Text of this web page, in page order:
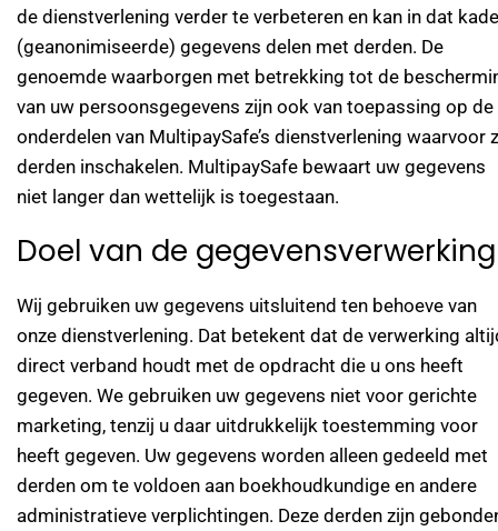
de dienstverlening verder te verbeteren en kan in dat
(geanonimiseerde) gegevens delen met derden. De
genoemde waarborgen met betrekking tot de
van uw persoonsgegevens zijn ook van toepassing op de
onderdelen van MultipaySafe’s dienstverlening waarvoor
derden inschakelen. MultipaySafe bewaart uw gegevens
niet langer dan wettelijk is toegestaan.
Doel van de gegevensverwerking
Wij gebruiken uw gegevens uitsluitend ten behoeve van
onze dienstverlening. Dat betekent dat de verwerking
direct verband houdt met de opdracht die u ons heeft
gegeven. We gebruiken uw gegevens niet voor gerichte
marketing, tenzij u daar uitdrukkelijk toestemming voor
heeft gegeven. Uw gegevens worden alleen gedeeld met
derden om te voldoen aan boekhoudkundige en andere
administratieve verplichtingen. Deze derden zijn